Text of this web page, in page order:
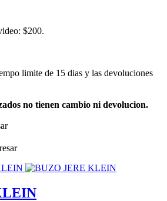
$200.
limite de 15 dias y las devoluciones
no tienen cambio ni devolucion.